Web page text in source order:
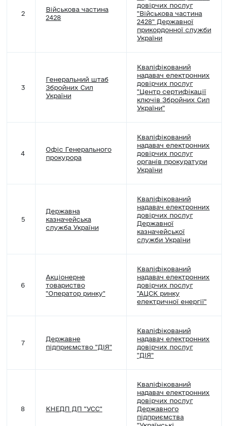
2
Військова частина
2428
довірчих послуг
"Військова частина
2428" Державної
прикордонної служби
України
3
Генеральний штаб
Збройних Сил
України
Кваліфікований
надавач електронних
довірчих послуг
"Центр сертифікації
ключів Збройних Сил
України"
4
Офіс Генерального
прокурора
Кваліфікований
надавач електронних
довірчих послуг
органів прокуратури
України
5
Державна
казначейська
служба України
Кваліфікований
надавач електронних
довірчих послуг
Державної
казначейської
служби України
6
Акціонерне
товариство
"Оператор ринку"
Кваліфікований
надавач електронних
довірчих послуг
"АЦСК ринку
електричної енергії"
7
Державне
підприємство "ДІЯ"
Кваліфікований
надавач електронних
довірчих послуг
"ДІЯ"
8 КНЕДП ДП "УСС"
Кваліфікований
надавач електронних
довірчих послуг
Державного
підприємства